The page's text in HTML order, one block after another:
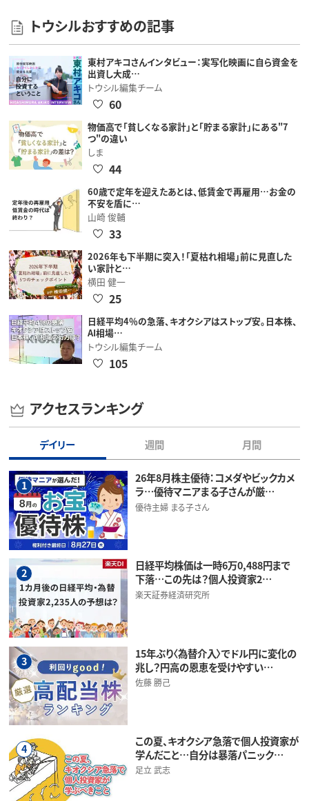
トウシルおすすめの記事
東村アキコさんインタビュー：実写化映画に自ら資金を
出資し大成…
トウシル編集チーム
60
物価高で「貧しくなる家計」と「貯まる家計」にある"7
つ"の違い
しま
44
60歳で定年を迎えたあとは、低賃金で再雇用…お金の
不安を盾に…
山崎 俊輔
33
2026年も下半期に突入！「夏枯れ相場」前に見直した
い家計と…
横田 健一
25
日経平均4％の急落、キオクシアはストップ安。日本株、
AI相場…
トウシル編集チーム
105
アクセスランキング
デイリー 週間 月間
1
26年8月株主優待：コメダやビックカメ
ラ…優待マニアまる子さんが厳…
優待主婦 まる子さん
2
日経平均株価は一時6万0,488円まで
下落…この先は？個人投資家2…
楽天証券経済研究所
3
15年ぶり〈為替介入〉でドル円に変化の
兆し？円高の恩恵を受けやすい…
佐藤 勝己
4
この夏、キオクシア急落で個人投資家が
学んだこと…自分は暴落パニック…
足立 武志